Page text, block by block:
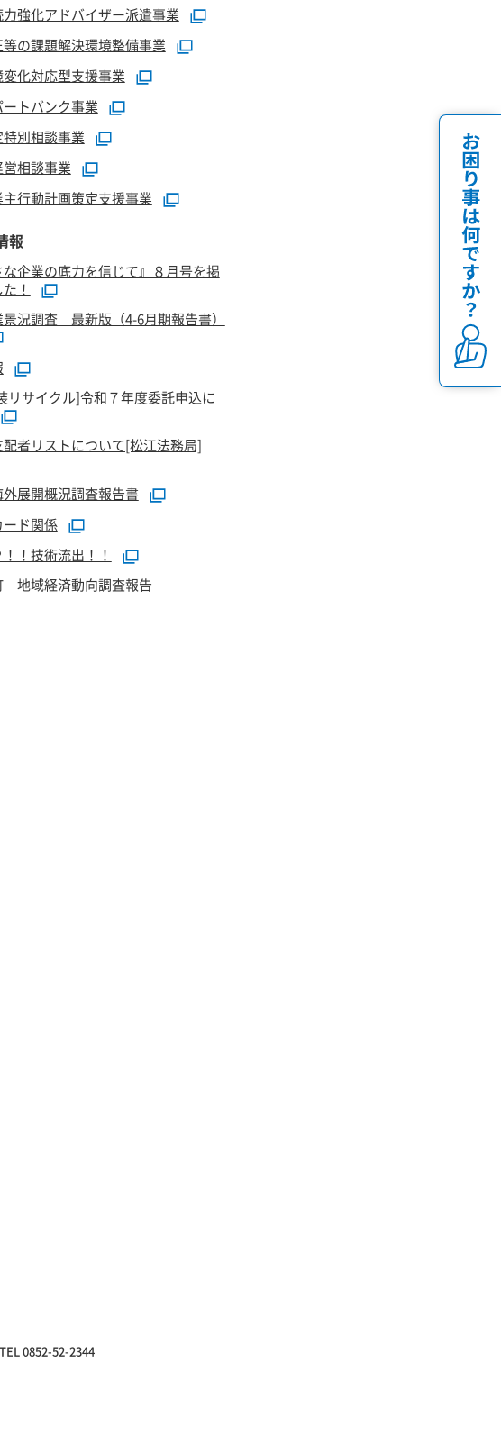
強化アドバイザー派遣事業
の課題解決環境整備事業
化対応型支援事業
トバンク事業
別相談事業
営相談事業
行動計画策定支援事業
報
な企業の底力を信じて』８月号を掲
！
景況調査 最新版（4-6月期報告書）
リサイクル]令和７年度委託申込に
配者リストについて[松江法務局]
展開概況調査報告書
ド関係
！技術流出！！
地域経済動向調査報告
TEL 0852-52-2344